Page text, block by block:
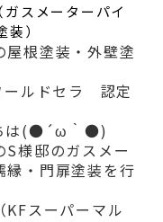
スメーターパイ
）
根塗装・外壁塗
ールドセラ 認定
は(●´ω｀●)
様邸のガスメー
縁・門扉塗装を行
スーパーマル